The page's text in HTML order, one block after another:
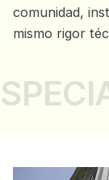
comunidad,
mismo rigor